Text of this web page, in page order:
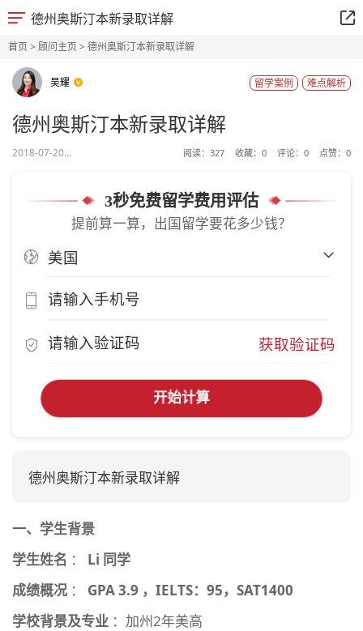
德州奥斯汀本新录取详解
首页> 顾问主页> 德州奥斯汀本新录取详解
吴耀 难点解析
留学案例
德州奥斯汀本新录取详解
2018-07-20... 阅读： 327 收藏： 0 评论： 0 点赞： 0
3秒免费留学费用评估
提前算一算，出国留学要花多少钱？
获取验证码
开始计算
德州奥斯汀本新录取详解
一、学生背景
学生姓名 ： Li 同学
成绩概况 ： GPA 3.9 ，IELTS：95，SAT1400
学校背景及专业 ：加州2年美高